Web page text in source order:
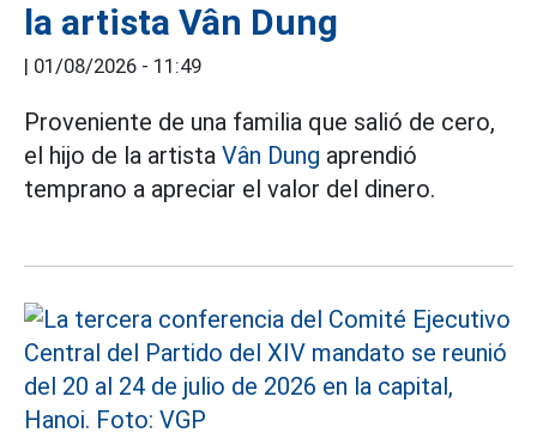
la artista Vân Dung
01/08/2026 - 11:49
Proveniente de una familia que salió de cero,
el hijo de la artista Vân Dung aprendió
temprano a apreciar el valor del dinero.